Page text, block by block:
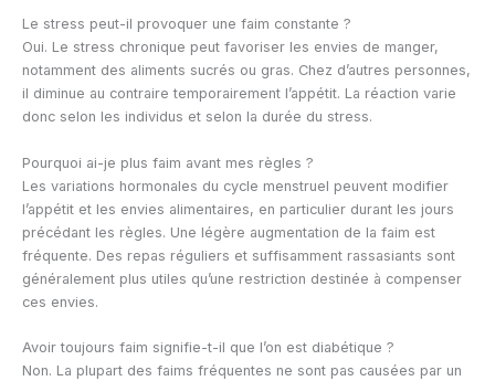
Le stress peut-il provoquer une faim constante ?
Oui. Le stress chronique peut favoriser les envies de manger,
notamment des aliments sucrés ou gras. Chez d’autres personnes,
il diminue au contraire temporairement l’appétit. La réaction varie
donc selon les individus et selon la durée du stress.
Pourquoi ai-je plus faim avant mes règles ?
Les variations hormonales du cycle menstruel peuvent modifier
l’appétit et les envies alimentaires, en particulier durant les jours
précédant les règles. Une légère augmentation de la faim est
fréquente. Des repas réguliers et suffisamment rassasiants sont
généralement plus utiles qu’une restriction destinée à compenser
ces envies.
Avoir toujours faim signifie-t-il que l’on est diabétique ?
Non. La plupart des faims fréquentes ne sont pas causées par un